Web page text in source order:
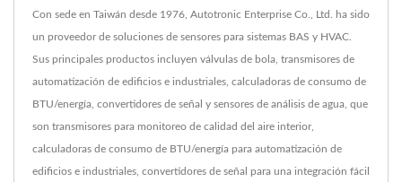
Con sede en Taiwán desde 1976, Autotronic Enterprise Co., Ltd. ha sido
un proveedor de soluciones de sensores para sistemas BAS y HVAC.
Sus principales productos incluyen válvulas de bola, transmisores de
automatización de edificios e industriales, calculadoras de consumo de
BTU/energía, convertidores de señal y sensores de análisis de agua, que
son transmisores para monitoreo de calidad del aire interior,
calculadoras de consumo de BTU/energía para automatización de
edificios e industriales, convertidores de señal para una integración fácil